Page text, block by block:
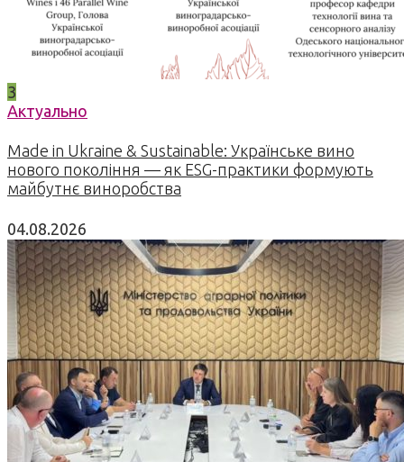
3
Актуально
Made in Ukraine & Sustainable: Українське вино
нового покоління — як ESG-практики формують
майбутнє виноробства
04.08.2026